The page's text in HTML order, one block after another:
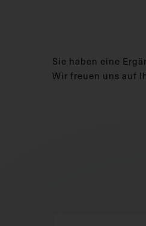
Sie haben eine
Wir freuen uns auf